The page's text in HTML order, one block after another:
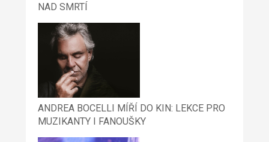
NAD SMRTÍ
ANDREA BOCELLI MÍŘÍ DO KIN: LEKCE PRO
MUZIKANTY I FANOUŠKY